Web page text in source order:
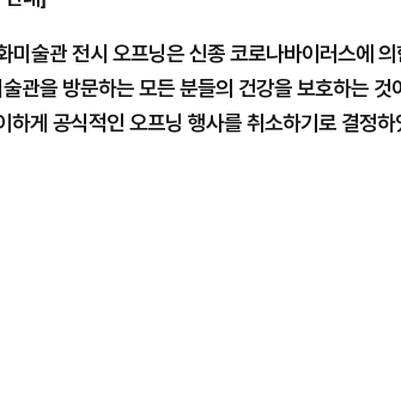
술관 전시 오프닝은 신종 코로나바이러스에 의
관을 방문하는 모든 분들의 건강을 보호하는 것
하게 공식적인 오프닝 행사를 취소하기로 결정하